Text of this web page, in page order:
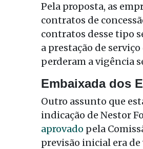
Pela proposta, as
contratos de
contratos desse tipo
a prestação de
perderam a vigência
Embaixada dos
Outro assunto que
indicação de Nestor
aprovado pela
previsão inicial era